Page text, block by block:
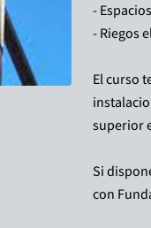
-
- Riegos
El curso
superior
Si
con